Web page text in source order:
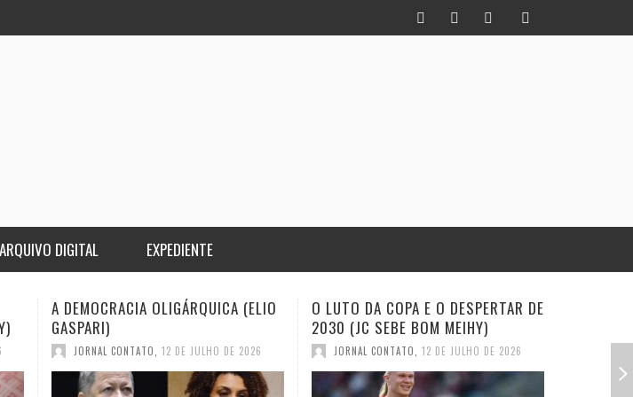
ARQUIVO DIGITAL EXPEDIENTE
O LUTO DA COPA E O DESPERTAR DE
2030 (JC SEBE BOM MEIHY)
JORNAL CONTATO 12 DE JULHO DE 2026
INFIDELIDADE COMO MÉTODO: UM
HISTORIADOR NA TORCIDA (JC
SEBE BOM MEIHY
JORNAL CONTATO, 28 DE JUNHO DE 2026